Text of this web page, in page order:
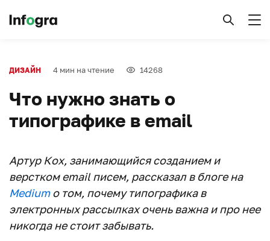
ДИЗАЙН 4 мин на чтение 14268
Что нужно знать о
типографике в email
Артур Кох, занимающийся созданием и
верстком email писем, рассказал в блоге на
Mediumо том, почему типографика в
электронных рассылках очень важна и про нее
никогда не стоит забывать.